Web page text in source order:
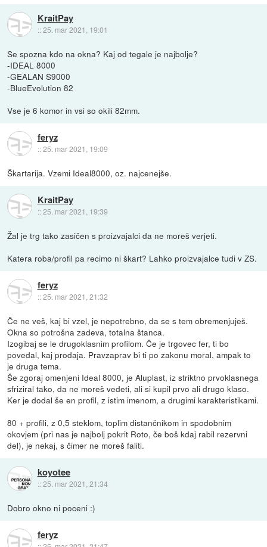
KraitPay
::25. mar 2021, 19:01
Se spozna kdo na okna? Kaj od tegale je najbolje?
-IDEAL 8000
-GEALAN S9000
-BlueEvolution 82
Vse je 6 komor in vsi so okili 82mm.
feryz
::25. mar 2021, 19:09
Škartarija. Vzemi Ideal8000, oz. najcenejše.
KraitPay
::25. mar 2021, 19:39
Žal je trg tako zasičen s proizvajalci da ne moreš verjeti.
Katera roba/profil pa recimo ni škart? Lahko proizvajalce tudi v ZS.
feryz
::25. mar 2021, 21:32
Če ne veš, kaj bi vzel, je nepotrebno, da se s tem obremenjuješ.
Okna so potrošna zadeva, totalna štanca.
Izogibaj se le drugoklasnim profilom. Če je trgovec fer, ti bo
povedal, kaj prodaja. Pravzaprav bi ti po zakonu moral, ampak to
je druga tema.
Še zgoraj omenjeni Ideal 8000, je Aluplast, iz striktno prvoklasnega
sfriziral tako, da ne moreš vedeti, ali si kupil prvo ali drugo klaso.
Ker je dodal še en profil, z istim imenom, a drugimi karakteristikami.
80 + profili, z 0,5 steklom, toplim distančnikom in spodobnim
okovjem (pri nas je najbolj pokrit Roto, če boš kdaj rabil rezervni
del), je nekaj, s čimer ne moreš faliti.
koyotee
::25. mar 2021, 21:34
Dobro okno ni poceni :)
feryz